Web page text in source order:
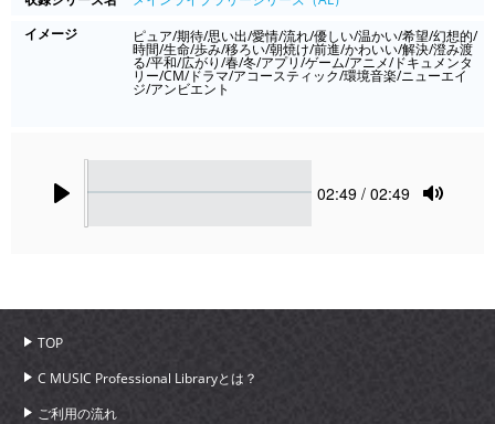
イメージ
ピュア/期待/思い出/愛情/流れ/優しい/温かい/希望/幻想的/
時間/生命/歩み/移ろい/朝焼け/前進/かわいい/解決/澄み渡
る/平和/広がり/春/冬/アプリ/ゲーム/アニメ/ドキュメンタ
リー/CM/ドラマ/アコースティック/環境音楽/ニューエイ
ジ/アンビエント
Current
02:49 / 02:49
TOP
C MUSIC Professional Libraryとは？
ご利用の流れ